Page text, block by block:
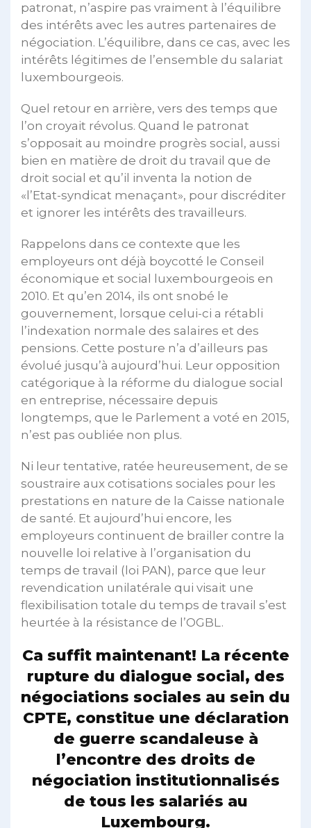
patronat, n’aspire pas vraiment à l’équilibre
des intérêts avec les autres partenaires de
négociation. L’équilibre, dans ce cas, avec les
intérêts légitimes de l’ensemble du salariat
luxembourgeois.
Quel retour en arrière, vers des temps que
l’on croyait révolus. Quand le patronat
s’opposait au moindre progrès social, aussi
bien en matière de droit du travail que de
droit social et qu’il inventa la notion de
«l’Etat-syndicat menaçant», pour discréditer
et ignorer les intérêts des travailleurs.
Rappelons dans ce contexte que les
employeurs ont déjà boycotté le Conseil
économique et social luxembourgeois en
2010. Et qu’en 2014, ils ont snobé le
gouvernement, lorsque celui-ci a rétabli
l’indexation normale des salaires et des
pensions. Cette posture n’a d’ailleurs pas
évolué jusqu’à aujourd’hui. Leur opposition
catégorique à la réforme du dialogue social
en entreprise, nécessaire depuis
longtemps, que le Parlement a voté en 2015,
n’est pas oubliée non plus.
Ni leur tentative, ratée heureusement, de se
soustraire aux cotisations sociales pour les
prestations en nature de la Caisse nationale
de santé. Et aujourd’hui encore, les
employeurs continuent de brailler contre la
nouvelle loi relative à l’organisation du
temps de travail (loi PAN), parce que leur
revendication unilatérale qui visait une
flexibilisation totale du temps de travail s’est
heurtée à la résistance de l’OGBL.
Ca suffit maintenant! La récente
rupture du dialogue social, des
négociations sociales au sein du
CPTE, constitue une déclaration
de guerre scandaleuse à
l’encontre des droits de
négociation institutionnalisés
de tous les salariés au
Luxembourg.